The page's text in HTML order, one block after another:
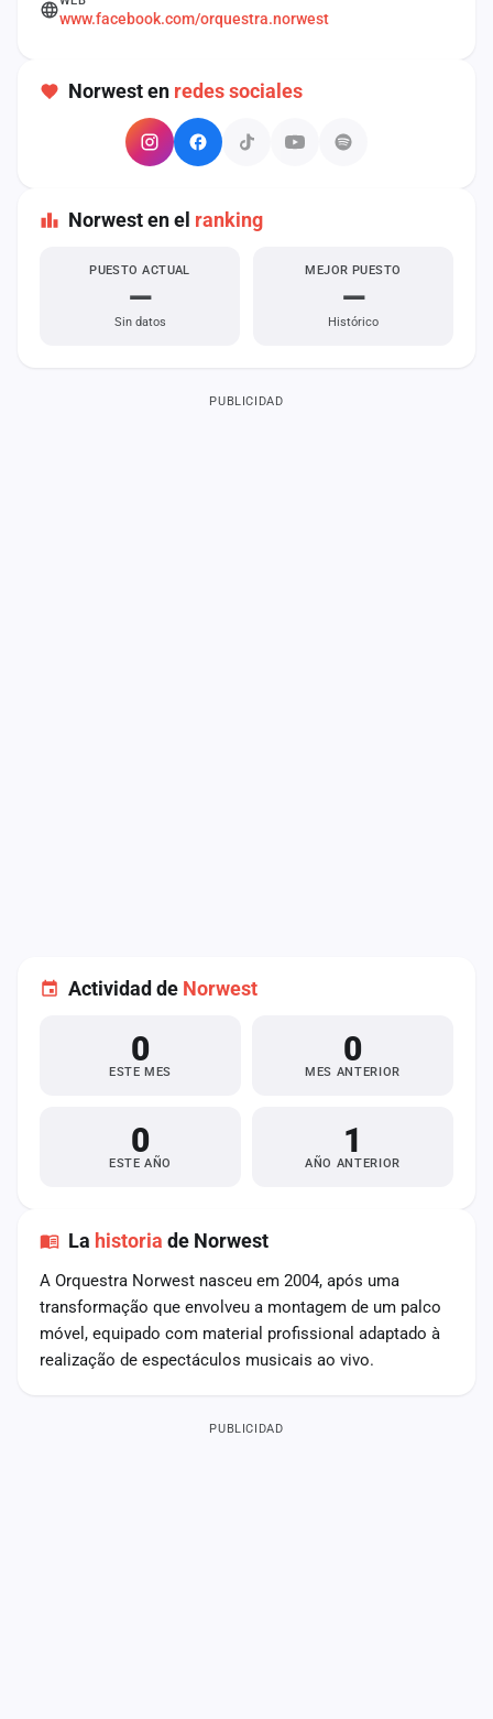
Actividad de Norwest
0
ESTE MES
0
MES ANTERIOR
0
ESTE AÑO
1
AÑO ANTERIOR
La historia de Norwest
A Orquestra Norwest nasceu em 2004, após uma
transformação que envolveu a montagem de um palco
móvel, equipado com material profissional adaptado à
realização de espectáculos musicais ao vivo.
PUBLICIDAD
www.facebook.com/orquestra.norwest
Norwest en redes sociales
Norwest en el ranking
PUESTO ACTUAL
—
Sin datos
MEJOR PUESTO
—
Histórico
PUBLICIDAD
cuenta